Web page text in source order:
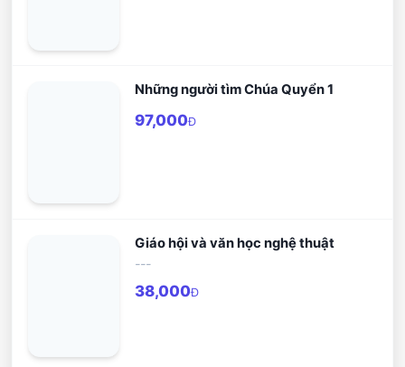
Những người tìm Chúa Quyển 1
97,000Đ
Giáo hội và văn học nghệ thuật
---
38,000Đ